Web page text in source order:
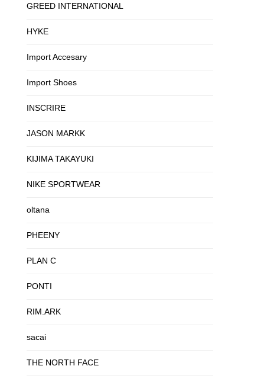
GREED INTERNATIONAL
HYKE
Import Accesary
Import Shoes
INSCRIRE
JASON MARKK
KIJIMA TAKAYUKI
NIKE SPORTWEAR
oltana
PHEENY
PLAN C
PONTI
RIM.ARK
sacai
THE NORTH FACE